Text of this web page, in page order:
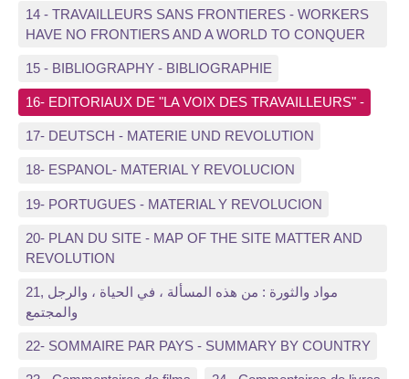
14 - TRAVAILLEURS SANS FRONTIERES - WORKERS
HAVE NO FRONTIERS AND A WORLD TO CONQUER
15 - BIBLIOGRAPHY - BIBLIOGRAPHIE
16- EDITORIAUX DE "LA VOIX DES TRAVAILLEURS" -
17- DEUTSCH - MATERIE UND REVOLUTION
18- ESPANOL- MATERIAL Y REVOLUCION
19- PORTUGUES - MATERIAL Y REVOLUCION
20- PLAN DU SITE - MAP OF THE SITE MATTER AND
REVOLUTION
21, مواد والثورة : من هذه المسألة ، في الحياة ، والرجل
والمجتمع
22- SOMMAIRE PAR PAYS - SUMMARY BY COUNTRY